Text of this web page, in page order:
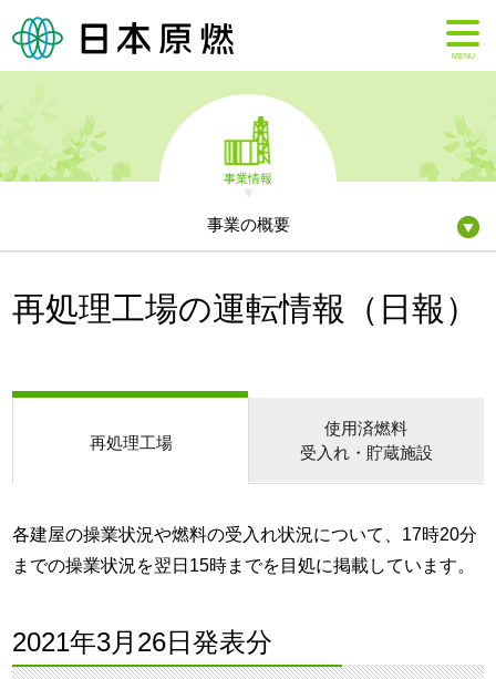
MENU
事業情報
事業の概要
再処理工場の運転情報（日報）
再処理工場
使用済燃料
受入れ・貯蔵施設
各建屋の操業状況や燃料の受入れ状況について、17時20分
までの操業状況を翌日15時までを目処に掲載しています。
2021年3月26日発表分